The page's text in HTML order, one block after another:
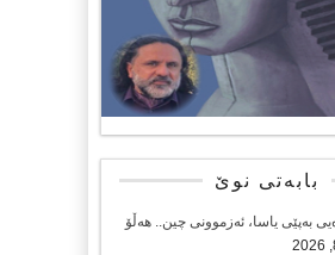
بابەتی نوێ
بەپێی یاسا، ئەزموونی چین.. هەڵۆ